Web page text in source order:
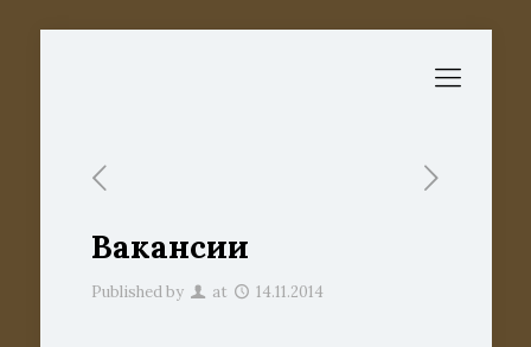
Вакансии
Published by at 14.11.2014